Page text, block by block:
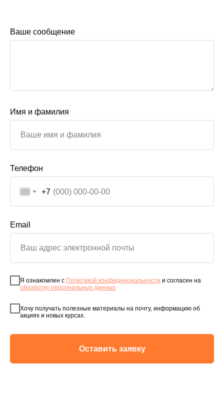
Ваше сообщение
Имя и фамилия
Телефон
+7
Email
Я ознакомлен с Политикой конфиденциальности и согласен на
обработку персональных данных
Хочу получать полезные материалы на почту, информацию об
акциях и новых курсах.
Оставить заявку